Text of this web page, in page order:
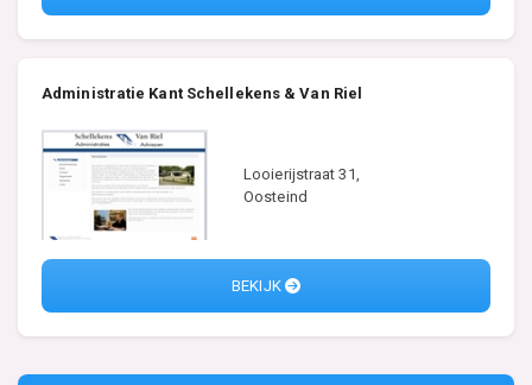
Administratie Kant Schellekens & Van Riel
Looierijstraat 31,
Oosteind
BEKIJK